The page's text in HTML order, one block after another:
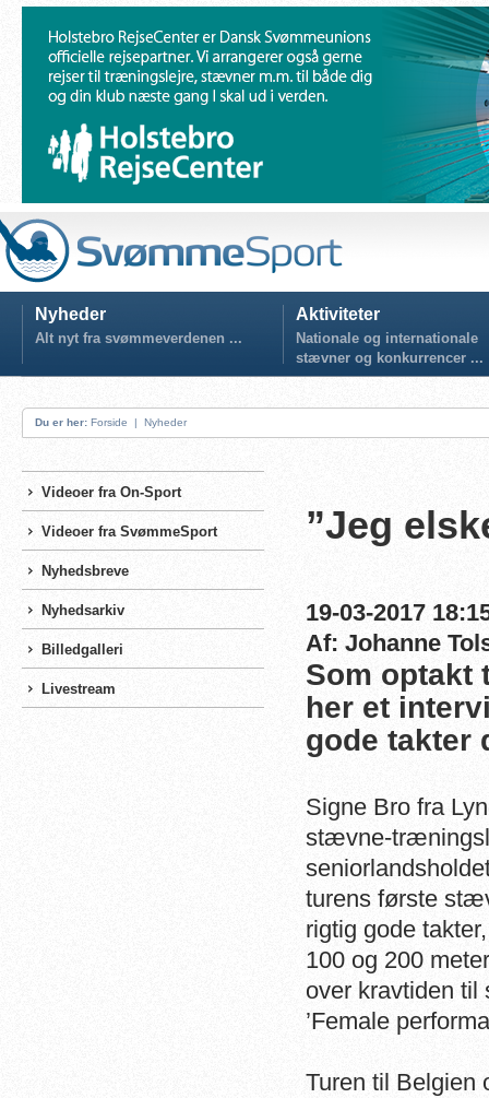
Nyheder
Alt nyt fra svømmeverdenen ...
Aktiviteter
Nationale og internationale
stævner og konkurrencer ...
Du er her: Forside | Nyheder
Videoer fra On-Sport
Videoer fra SvømmeSport
Nyhedsbreve
Nyhedsarkiv
Billedgalleri
Livestream
”Jeg
19-03-2017
Af: Johanne
Som optakt
her et
gode takter
Signe Bro fra
stævne-
turens første
rigtig gode
100 og 200
over kravtiden til
’Female
Turen til Belgien